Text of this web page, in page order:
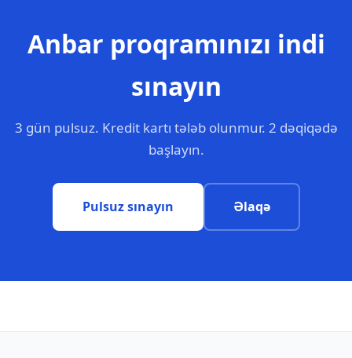
Anbar proqramınızı indi
sınayın
3 gün pulsuz. Kredit kartı tələb olunmur. 2 dəqiqədə
başlayın.
Pulsuz sınayın Əlaqə